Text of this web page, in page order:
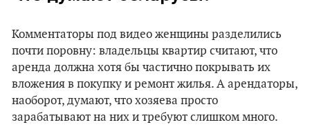
Комментаторы под видео женщины разделились
почти поровну: владельцы квартир считают, что
аренда должна хотя бы частично покрывать их
вложения в покупку и ремонт жилья. А арендаторы,
наоборот, думают, что хозяева просто
зарабатывают на них и требуют слишком много.